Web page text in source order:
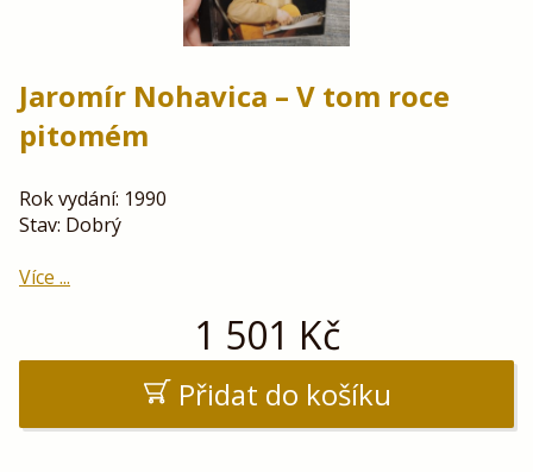
Jaromír Nohavica – V tom roce
pitomém
Rok vydání: 1990
Stav: Dobrý
Více ...
1 501 Kč
Přidat do košíku